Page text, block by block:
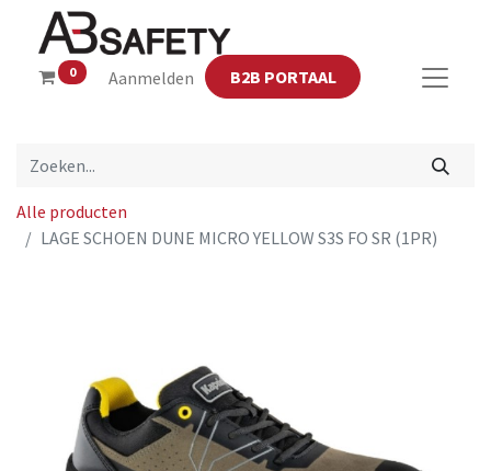
0 Aanmelden B2B PORTAAL
Alle producten
LAGE SCHOEN DUNE MICRO YELLOW S3S FO SR (1PR)